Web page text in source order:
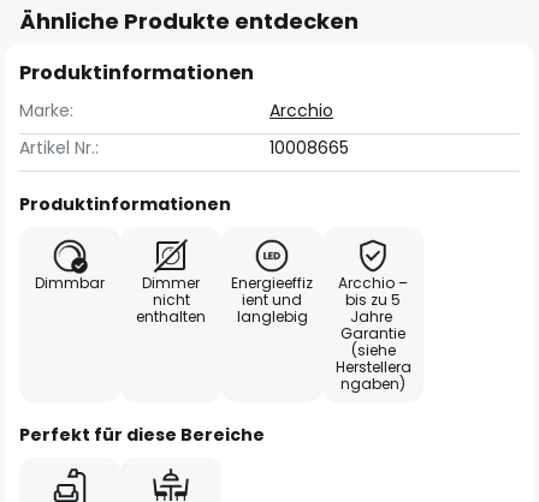
Ähnliche Produkte entdecken
Produktinformationen
Marke:
Arcchio
Artikel Nr.:
10008665
Produktinformationen
Dimmbar
Dimmer
nicht
enthalten
Energieeffiz
ient und
langlebig
Arcchio –
bis zu 5
Jahre
Garantie
(siehe
Herstellera
ngaben)
Perfekt für diese Bereiche